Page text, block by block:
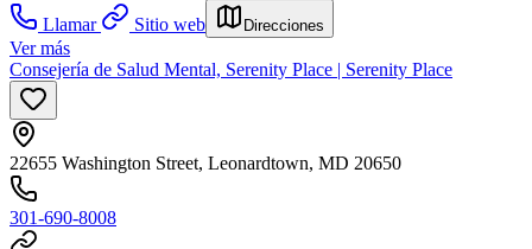
Llamar
Sitio web Direcciones
Ver más
Consejería de Salud Mental, Serenity Place | Serenity Place
22655 Washington Street, Leonardtown, MD 20650
301-690-8008